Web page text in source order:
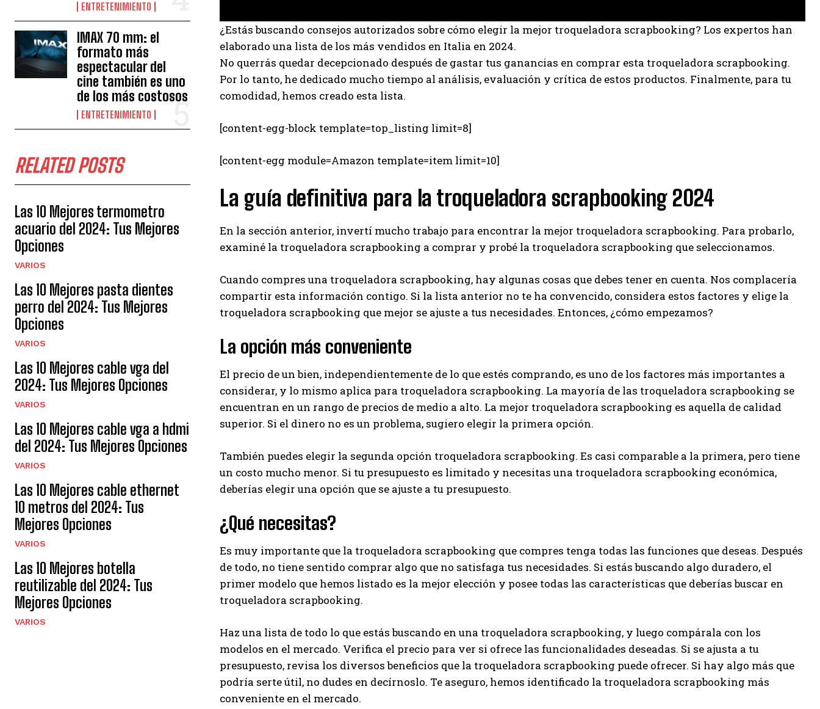
Ayhan
ENTRETENIMIENTO
IMAX 70 mm: el
formato más
espectacular del
cine también es uno
de los más costosos
ENTRETENIMIENTO
RELATED POSTS
Las 10 Mejores termometro
acuario del 2024: Tus Mejores
Opciones
VARIOS
Las 10 Mejores pasta dientes
perro del 2024: Tus Mejores
Opciones
VARIOS
Las 10 Mejores cable vga del
2024: Tus Mejores Opciones
VARIOS
Las 10 Mejores cable vga a hdmi
del 2024: Tus Mejores Opciones
VARIOS
Las 10 Mejores cable ethernet
10 metros del 2024: Tus
Mejores Opciones
VARIOS
Las 10 Mejores botella
reutilizable del 2024: Tus
Mejores Opciones
VARIOS
¿Estás buscando consejos autorizados sobre cómo elegir la mejor troqueladora scrapbooking? Los expertos han
elaborado una lista de los más vendidos en Italia en 2024.
No querrás quedar decepcionado después de gastar tus ganancias en comprar esta troqueladora scrapbooking.
Por lo tanto, he dedicado mucho tiempo al análisis, evaluación y crítica de estos productos. Finalmente, para tu
comodidad, hemos creado esta lista.
[content-egg-block template=top_listing limit=8]
[content-egg module=Amazon template=item limit=10]
La guía definitiva para la troqueladora scrapbooking 2024
En la sección anterior, invertí mucho trabajo para encontrar la mejor troqueladora scrapbooking. Para probarlo,
examiné la troqueladora scrapbooking a comprar y probé la troqueladora scrapbooking que seleccionamos.
Cuando compres una troqueladora scrapbooking, hay algunas cosas que debes tener en cuenta. Nos complacería
compartir esta información contigo. Si la lista anterior no te ha convencido, considera estos factores y elige la
troqueladora scrapbooking que mejor se ajuste a tus necesidades. Entonces, ¿cómo empezamos?
La opción más conveniente
El precio de un bien, independientemente de lo que estés comprando, es uno de los factores más importantes a
considerar, y lo mismo aplica para troqueladora scrapbooking. La mayoría de las troqueladora scrapbooking se
encuentran en un rango de precios de medio a alto. La mejor troqueladora scrapbooking es aquella de calidad
superior. Si el dinero no es un problema, sugiero elegir la primera opción.
También puedes elegir la segunda opción troqueladora scrapbooking. Es casi comparable a la primera, pero tiene
un costo mucho menor. Si tu presupuesto es limitado y necesitas una troqueladora scrapbooking económica,
deberías elegir una opción que se ajuste a tu presupuesto.
¿Qué necesitas?
Es muy importante que la troqueladora scrapbooking que compres tenga todas las funciones que deseas. Después
de todo, no tiene sentido comprar algo que no satisfaga tus necesidades. Si estás buscando algo duradero, el
primer modelo que hemos listado es la mejor elección y posee todas las características que deberías buscar en
troqueladora scrapbooking.
Haz una lista de todo lo que estás buscando en una troqueladora scrapbooking, y luego compárala con los
modelos en el mercado. Verifica el precio para ver si ofrece las funcionalidades deseadas. Si se ajusta a tu
presupuesto, revisa los diversos beneficios que la troqueladora scrapbooking puede ofrecer. Si hay algo más que
podría serte útil, no dudes en decírnoslo. Te aseguro, hemos identificado la troqueladora scrapbooking más
conveniente en el mercado.